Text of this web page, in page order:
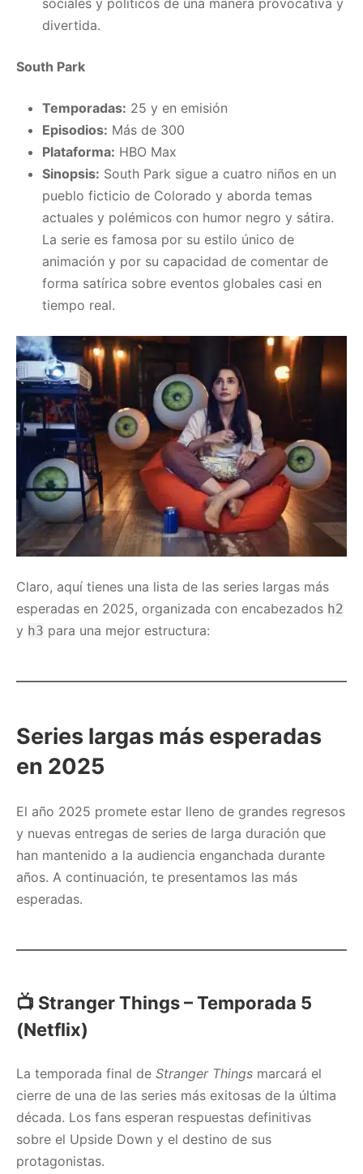
divertida.
South Park
Temporadas: 25 y en emisión
Episodios: Más de 300
Plataforma: HBO Max
Sinopsis: South Park sigue a cuatro niños en un
pueblo ficticio de Colorado y aborda temas
actuales y polémicos con humor negro y sátira.
La serie es famosa por su estilo único de
animación y por su capacidad de comentar de
forma satírica sobre eventos globales casi en
tiempo real.
Claro, aquí tienes una lista de las series largas más
esperadas en 2025, organizada con encabezados h2
y h3 para una mejor estructura:
Series largas más esperadas
en 2025
El año 2025 promete estar lleno de grandes regresos
y nuevas entregas de series de larga duración que
han mantenido a la audiencia enganchada durante
años. A continuación, te presentamos las más
esperadas.
📺 Stranger Things – Temporada 5
(Netflix)
La temporada final de Stranger Things marcará el
cierre de una de las series más exitosas de la última
década. Los fans esperan respuestas definitivas
sobre el Upside Down y el destino de sus
protagonistas.